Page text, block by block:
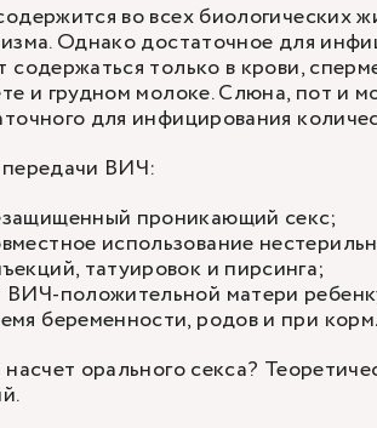
во всех биологических
Однако достаточное для
содержаться только в крови,
и грудном молоке. Слюна, пот и
для инфицирования
ВИЧ:
проникающий секс;
использование
татуировок и пирсинга;
ВИЧ-положительной матери
беременности, родов и при
орального секса?